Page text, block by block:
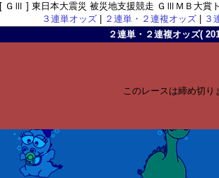
[ ＧⅢ ] 東日本大震災 被災地支援競走 ＧⅢＭＢ大賞
３連単オッズ| ２連単・２連複オッズ|
３
２連単・２連複オッズ(
このレースは締め切り